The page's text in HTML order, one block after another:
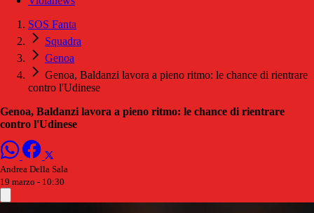
SOS Fanta
Squadra
Genoa
Genoa, Baldanzi lavora a pieno ritmo: le chance di rientrare
contro l'Udinese
Genoa, Baldanzi lavora a pieno ritmo: le chance di rientrare
contro l'Udinese
Andrea Della Sala
19 marzo - 10:30